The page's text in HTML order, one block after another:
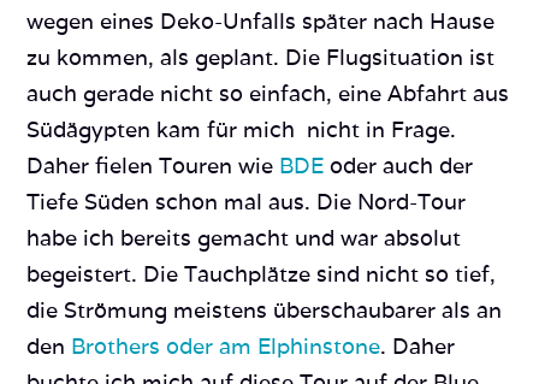
wegen eines Deko-Unfalls später nach Hause
zu kommen, als geplant. Die Flugsituation ist
auch gerade nicht so einfach, eine Abfahrt aus
Südägypten kam für mich nicht in Frage.
Daher fielen Touren wie BDE oder auch der
Tiefe Süden schon mal aus. Die Nord-Tour
habe ich bereits gemacht und war absolut
begeistert. Die Tauchplätze sind nicht so tief,
die Strömung meistens überschaubarer als an
den Brothers oder am Elphinstone. Daher